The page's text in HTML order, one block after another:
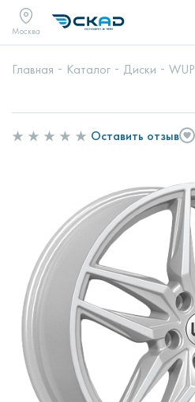
Москва
Главная Каталог Диски WUP
Оставить отзыв